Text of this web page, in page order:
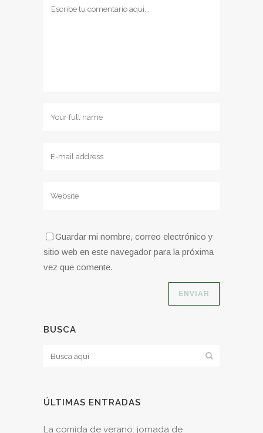
Guardar mi nombre, correo electrónico y
sitio web en este navegador para la próxima
vez que comente.
BUSCA
ÚLTIMAS ENTRADAS
La comida de verano: jornada de